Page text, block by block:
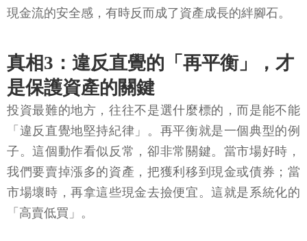
現金流的安全感，有時反而成了資產成長的絆腳石。
真相3：違反直覺的「再平衡」，才
是保護資產的關鍵
投資最難的地方，往往不是選什麼標的，而是能不能
「違反直覺地堅持紀律」。再平衡就是一個典型的例
子。這個動作看似反常，卻非常關鍵。當市場好時，
我們要賣掉漲多的資產，把獲利移到現金或債券；當
市場壞時，再拿這些現金去撿便宜。這就是系統化的
「高賣低買」。